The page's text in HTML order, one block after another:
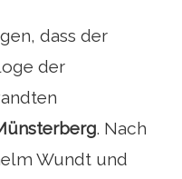
dass der
der
. Nach
Wundt und